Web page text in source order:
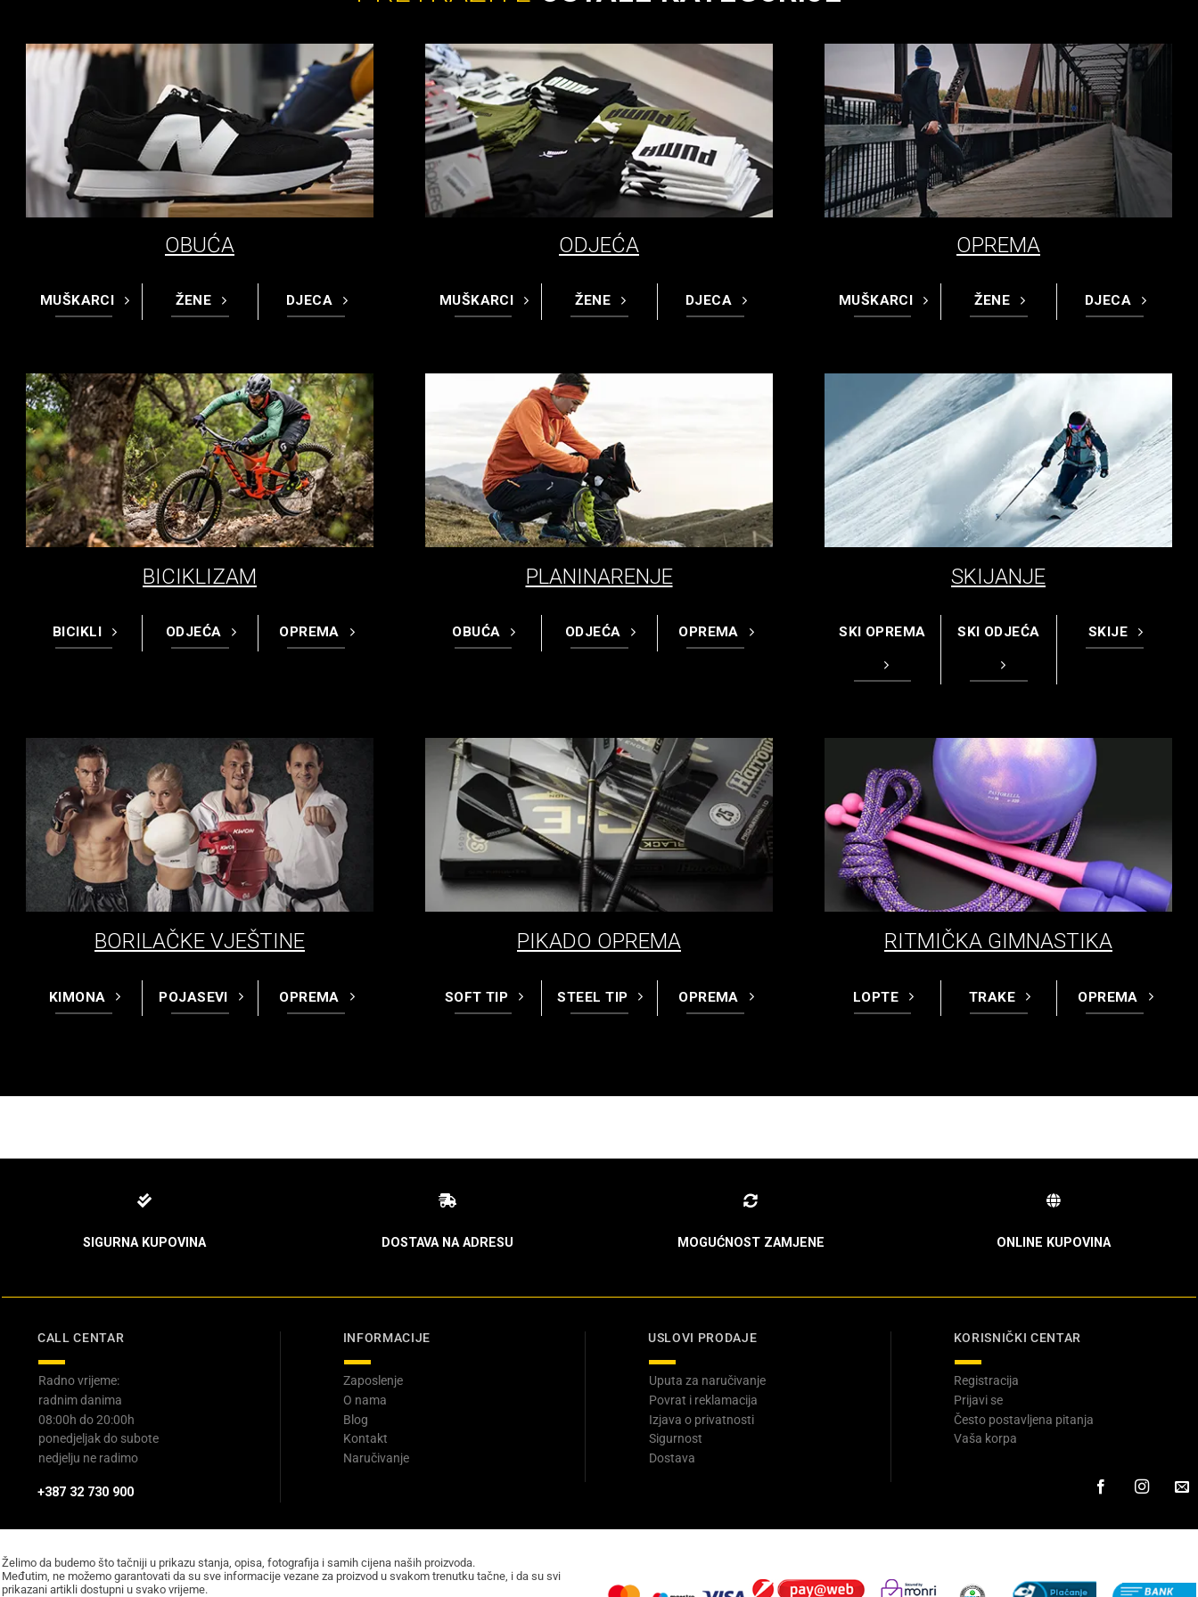
OBUĆA
MUŠKARCI ŽENE DJECA
ODJEĆA
MUŠKARCI ŽENE DJECA
OPREMA
MUŠKARCI ŽENE DJECA
BICIKLIZAM
BICIKLI ODJEĆA OPREMA
PLANINARENJE
OBUĆA ODJEĆA OPREMA
SKIJANJE
SKI OPREMA SKI ODJEĆA SKIJE
BORILAČKE VJEŠTINE
KIMONA POJASEVI OPREMA
PIKADO OPREMA
SOFT TIP STEEL TIP OPREMA
RITMIČKA GIMNASTIKA
LOPTE TRAKE OPREMA
SIGURNA KUPOVINA DOSTAVA NA ADRESU MOGUĆNOST ZAMJENE ONLINE KUPOVINA
CALL CENTAR
Radno vrijeme:
radnim danima
08:00h do 20:00h
ponedjeljak do subote
nedjelju ne radimo
+387 32 730 900
INFORMACIJE
Zaposlenje
O nama
Blog
Kontakt
Naručivanje
USLOVI PRODAJE
Uputa za naručivanje
Povrat i reklamacija
Izjava o privatnosti
Sigurnost
Dostava
KORISNIČKI CENTAR
Registracija
Prijavi se
Često postavljena pitanja
Vaša korpa
Želimo da budemo što tačniji u prikazu stanja, opisa, fotografija i samih cijena naših proizvoda.
Međutim, ne možemo garantovati da su sve informacije vezane za proizvod u svakom trenutku tačne, i da su svi
prikazani artikli dostupni u svako vrijeme.